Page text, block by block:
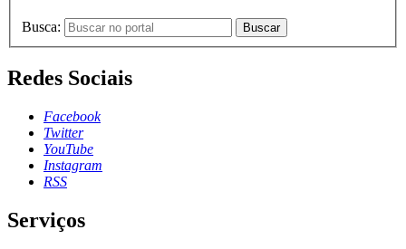
Busca: Buscar
Redes Sociais
Facebook
Twitter
YouTube
Instagram
RSS
Serviços